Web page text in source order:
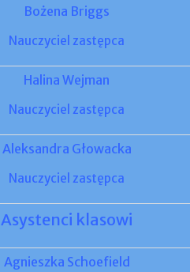
Bożena Briggs
Nauczyciel zastępca
Halina Wejman
Nauczyciel zastępca
Aleksandra Głowacka
Nauczyciel zastępca
Asystenci klasowi
Agnieszka Schoefield